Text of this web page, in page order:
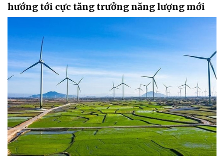
hướng tới cực tăng trưởng năng lượng mới